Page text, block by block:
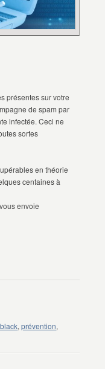
présentes sur votre
de spam par
infectée. Ceci ne
sortes
en théorie
centaines à
envoie
,prévention,